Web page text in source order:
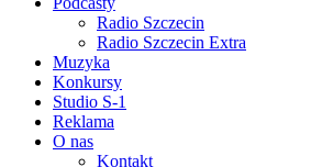
Radio Szczecin
Radio Szczecin Extra
Muzyka
Konkursy
Studio S-1
Reklama
O nas
Kontakt